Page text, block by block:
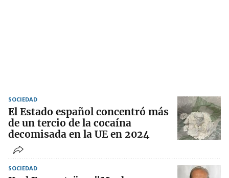
SOCIEDAD
El Estado español concentró más
de un tercio de la cocaína
decomisada en la UE en 2024
SOCIEDAD